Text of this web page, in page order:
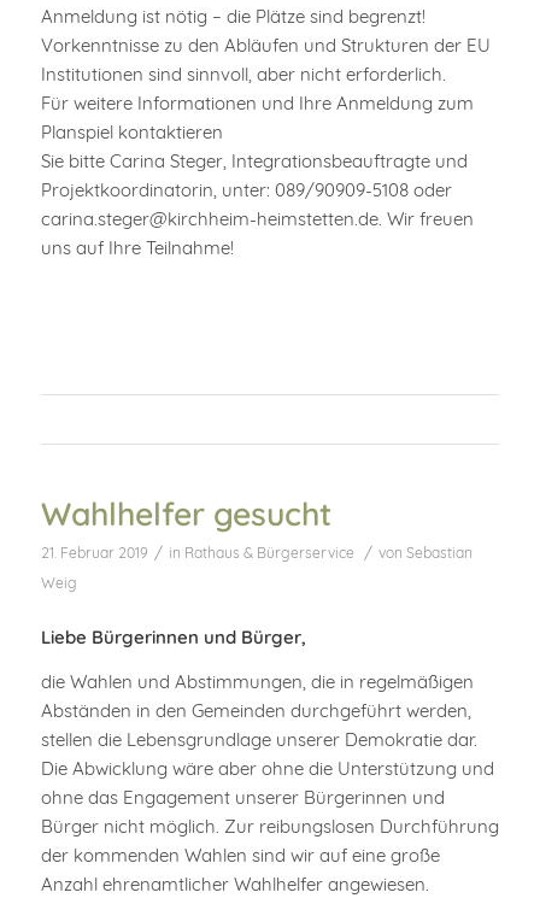
Anmeldung ist nötig – die Plätze sind begrenzt!
Vorkenntnisse zu den Abläufen und Strukturen der EU
Institutionen sind sinnvoll, aber nicht erforderlich.
Für weitere Informationen und Ihre Anmeldung zum
Planspiel kontaktieren
Sie bitte Carina Steger, Integrationsbeauftragte und
Projektkoordinatorin, unter: 089/90909-5108 oder
carina.steger@kirchheim-heimstetten.de. Wir freuen
uns auf Ihre Teilnahme!
Wahlhelfer gesucht
21. Februar 2019 / in Rathaus & Bürgerservice / von Sebastian
Weig
Liebe Bürgerinnen und Bürger,
die Wahlen und Abstimmungen, die in regelmäßigen
Abständen in den Gemeinden durchgeführt werden,
stellen die Lebensgrundlage unserer Demokratie dar.
Die Abwicklung wäre aber ohne die Unterstützung und
ohne das Engagement unserer Bürgerinnen und
Bürger nicht möglich. Zur reibungslosen Durchführung
der kommenden Wahlen sind wir auf eine große
Anzahl ehrenamtlicher Wahlhelfer angewiesen.